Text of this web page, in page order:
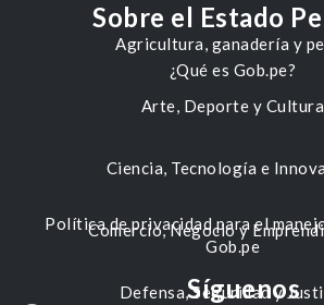
Agricultura, ganadería y
Arte, Deporte y Cultura
Ciencia, Tecnología e
Comercio, Negocio y
Defensa, Seguridad y
Sobre el Estado
¿Qué es Gob.pe?
Política de privacidad para el
Gob.pe
Síguenos